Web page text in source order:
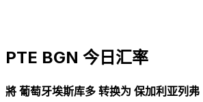
PTE BGN 今日汇率
將 葡萄牙埃斯库多 转换为 保加利亚列弗